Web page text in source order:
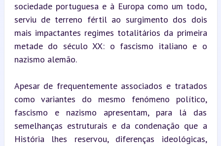
sociedade portuguesa e à Europa como um todo,
serviu de terreno fértil ao surgimento dos dois
mais impactantes regimes totalitários da primeira
metade do século XX: o fascismo italiano e o
nazismo alemão.
Apesar de frequentemente associados e tratados
como variantes do mesmo fenómeno político,
fascismo e nazismo apresentam, para lá das
semelhanças estruturais e da condenação que a
História lhes reservou, diferenças ideológicas,